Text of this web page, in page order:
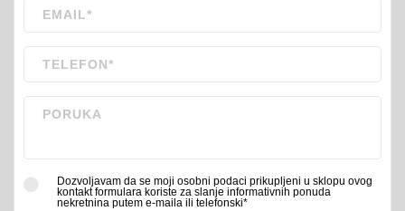
Dozvoljavam da se moji osobni podaci prikupljeni u sklopu ovog
kontakt formulara koriste za slanje informativnih ponuda
nekretnina putem e-maila ili telefonski*